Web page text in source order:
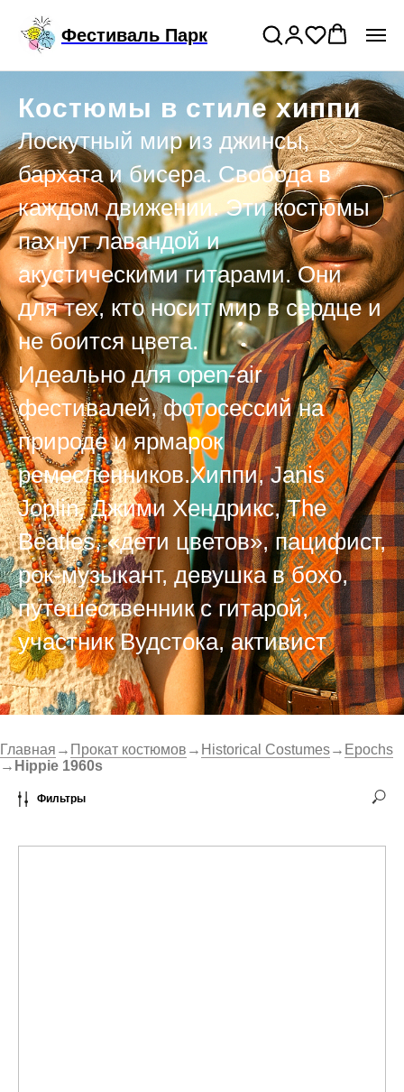
Фестиваль Парк
костюмов
Костюмы в стиле хиппи
Лоскутный мир из джинсы,
бархата и бисера. Свобода в
каждом движении. Эти костюмы
пахнут лавандой и
акустическими гитарами. Они
для тех, кто носит мир в сердце и
не боится цвета.
Идеально для open-air
фестивалей, фотосессий на
природе и ярмарок
ремесленников.Хиппи, Janis
Joplin, Джими Хендрикс, The
Beatles, «дети цветов», пацифист,
рок-музыкант, девушка в бохо,
путешественник с гитарой,
участник Вудстока, активист
Главная → Прокат костюмов → Historical Costumes→ Epochs
→ Hippie 1960s
Фильтры